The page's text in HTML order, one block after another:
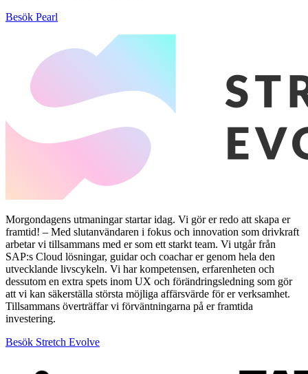
Besök Pearl
Morgondagens utmaningar startar idag. Vi gör er redo att skapa er
framtid! – Med slutanvändaren i fokus och innovation som drivkraft
arbetar vi tillsammans med er som ett starkt team. Vi utgår från
SAP:s Cloud lösningar, guidar och coachar er genom hela den
utvecklande livscykeln. Vi har kompetensen, erfarenheten och
dessutom en extra spets inom UX och förändringsledning som gör
att vi kan säkerställa största möjliga affärsvärde för er verksamhet.
Tillsammans överträffar vi förväntningarna på er framtida
investering.
Besök Stretch Evolve